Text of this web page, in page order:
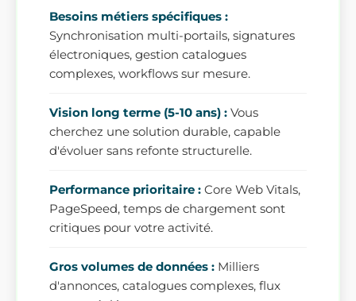
Besoins métiers spécifiques :
Synchronisation multi-portails, signatures
électroniques, gestion catalogues
complexes, workflows sur mesure.
Vision long terme (5-10 ans) : Vous
cherchez une solution durable, capable
d'évoluer sans refonte structurelle.
Performance prioritaire : Core Web Vitals,
PageSpeed, temps de chargement sont
critiques pour votre activité.
Gros volumes de données : Milliers
d'annonces, catalogues complexes, flux